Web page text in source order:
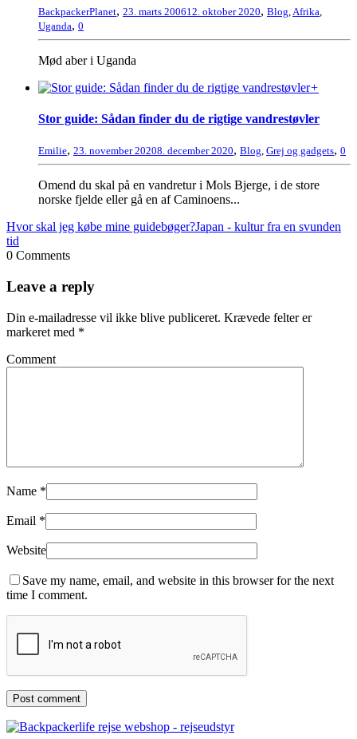
BackpackerPlanet, 23. marts 200612. oktober 2020, Blog Afrika
Uganda, 0
Mød aber i Uganda
+
Stor guide: Sådan finder du de rigtige vandrestøvler
Emilie, 23. november 20208. december 2020, Blog, Grej og gadgets, 0
Omend du skal på en vandretur i Mols Bjerge, i de store
norske fjelde eller gå en af Caminoens...
Hvor skal jeg købe mine guidebøger?Japan - kultur fra en svunden
tid
0 Comments
Leave a reply
Din e-mailadresse vil ikke blive publiceret. Krævede felter er
markeret med *
Comment
Name *
Email *
Website
Save my name, email, and website in this browser for the next
time I comment.